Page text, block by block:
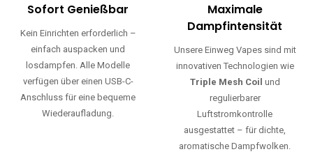
Sofort Genießbar
Kein Einrichten erforderlich –
einfach auspacken und
losdampfen. Alle Modelle
verfügen über einen USB-C-
Anschluss für eine bequeme
Wiederaufladung.
Maximale
Dampfintensität
Unsere Einweg Vapes sind mit
innovativen Technologien wie
Triple Mesh Coil und
regulierbarer
Luftstromkontrolle
ausgestattet – für dichte,
aromatische Dampfwolken.